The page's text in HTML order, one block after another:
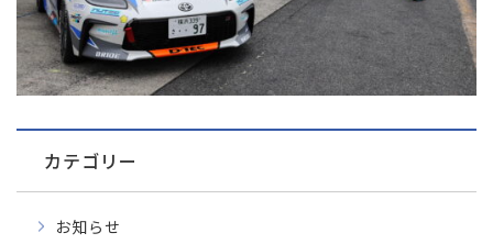
カテゴリー
お知らせ